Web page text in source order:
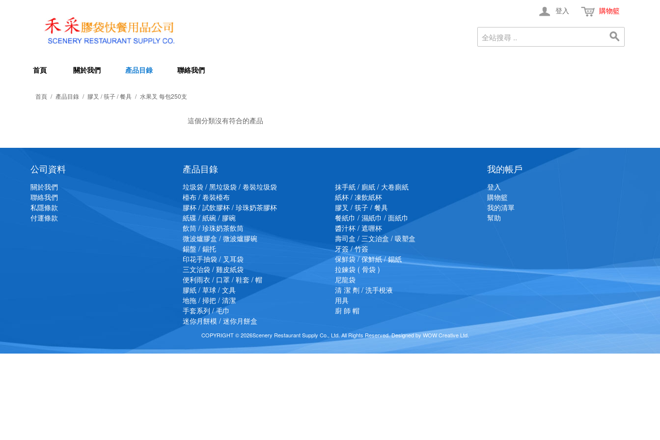
登入 購物籃
首頁 關於我們 產品目錄 聯絡我們
首頁 / 產品目錄 / 膠叉 / 筷子 / 餐具 / 水果叉 每包250支
這個分類沒有符合的產品
公司資料
關於我們
聯絡我們
私隱條款
付運條款
產品目錄
垃圾袋 / 黑垃圾袋 / 卷裝垃圾袋
抹手紙 / 廁紙 / 大卷廁紙
檯布 / 卷裝檯布
紙杯 / 凍飲紙杯
膠杯 / 試飲膠杯 / 珍珠奶茶膠杯
膠叉 / 筷子 / 餐具
紙碟 / 紙碗 / 膠碗
餐紙巾 / 濕紙巾 / 面紙巾
飲筒 / 珍珠奶茶飲筒
醬汁杯 / 遮喱杯
微波爐膠盒 / 微波爐膠碗
壽司盒 / 三文治盒 / 吸塑盒
錫盤 / 錫托
牙簽 / 竹簽
印花手抽袋 / 叉耳袋
保鮮袋 / 保鮮紙 / 錫紙
三文治袋 / 雞皮紙袋
拉鍊袋 ( 骨袋 )
便利雨衣 / 口罩 / 鞋套 / 帽
尼龍袋
膠紙 / 草球 / 文具
清 潔 劑 / 洗手梘液
地拖 / 掃把 / 清潔
用具
手套系列 / 毛巾
廚 師 帽
迷你月餅模 / 迷你月餅盒
我的帳戶
登入
購物籃
我的清單
幫助
COPYRIGHT ©2026Scenery Restaurant Supply Co., Ltd. All Rights Reserved.Designedby WOW Creative Ltd.